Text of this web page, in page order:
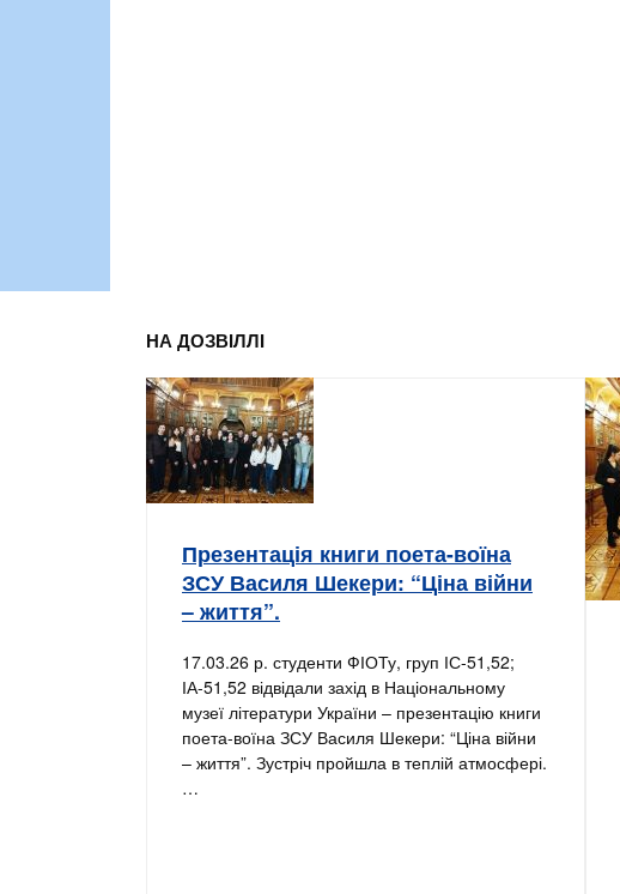
НА ДОЗВІЛЛІ
Презентація книги поета-воїна
ЗСУ Василя Шекери: “Ціна війни
– життя”.
17.03.26 р. студенти ФІОТу, груп ІС-51,52;
ІА-51,52 відвідали захід в Національному
музеї літератури України – презентацію книги
поета-воїна ЗСУ Василя Шекери: “Ціна війни
– життя”. Зустріч пройшла в теплій атмосфері.
…